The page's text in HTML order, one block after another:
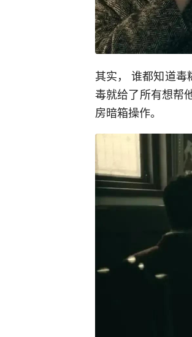
其实， 谁都知道毒
毒就给了所有想帮
房暗箱操作。